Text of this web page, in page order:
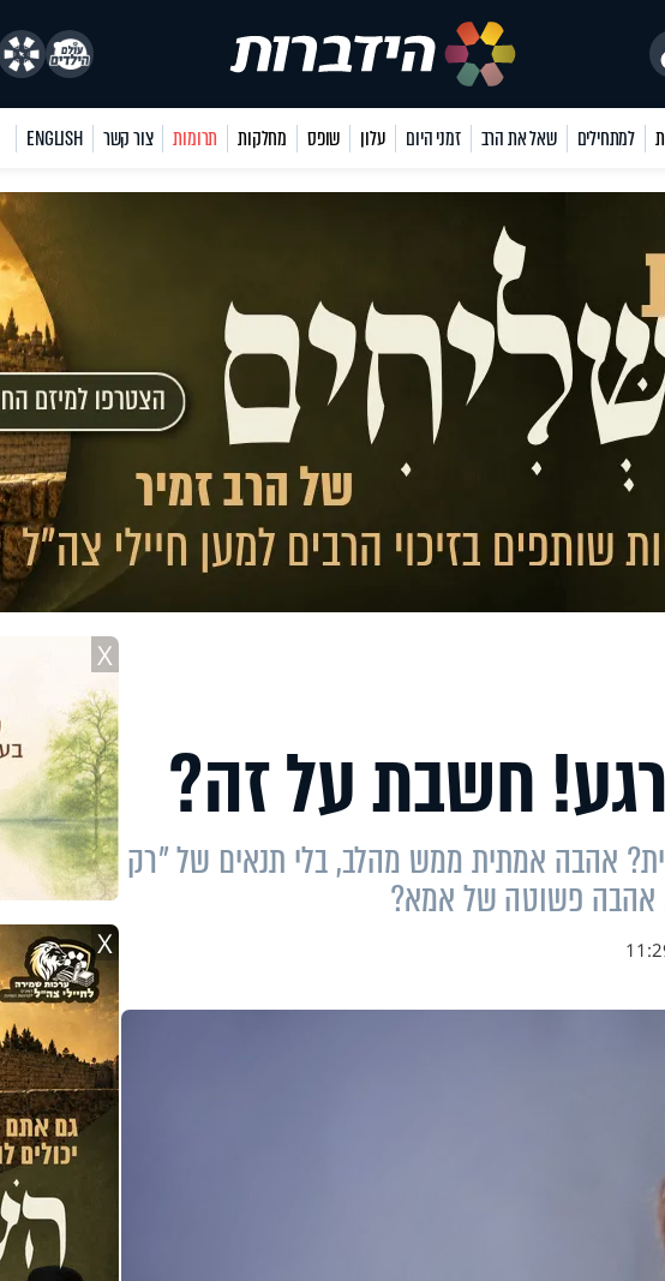
למתחילים שאל את הרב זמני היום עלון שופס מחלקות תרומות צור קשר ENGLISH
חשבת על זה?
אהבה אמתית ממש מהלב, בלי תנאים של "רק
אהבה פשוטה של אמא?
X
X